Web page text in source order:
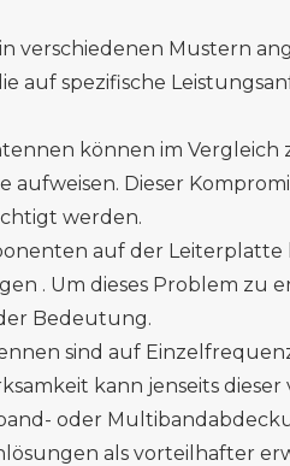
verschiedenen Mustern
auf spezifische
können im Vergleich
Dieser
werden.
auf der
. Um dieses Problem zu
Bedeutung.
sind auf
kann jenseits dieser
oder
als vorteilhafter